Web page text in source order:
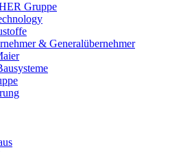
Gruppe
& Generalübernehmer